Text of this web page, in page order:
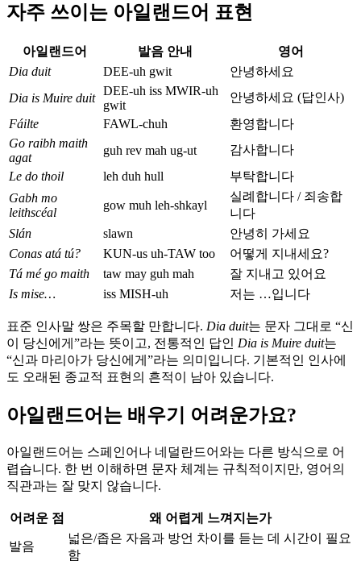
자주 쓰이는 아일랜드어 표현
아일랜드어 발음 안내
영어
Dia duit
DEE-uh gwit
안녕하세요
Dia is Muire duit
DEE-uh iss MWIR-uh
gwit
안녕하세요 (답인사)
Fáilte
FAWL-chuh
환영합니다
Go raibh maith
agat
guh rev mah ug-ut
감사합니다
Le do thoil
leh duh hull
부탁합니다
Gabh mo
leithscéal
gow muh leh-shkayl
실례합니다 / 죄송합
니다
Slán
slawn
안녕히 가세요
Conas atá tú?
KUN-us uh-TAW too
어떻게 지내세요?
Tá mé go maith
taw may guh mah
잘 지내고 있어요
Is mise…
iss MISH-uh 저는 …입니다
표준 인사말 쌍은 주목할 만합니다. Dia duit는 문자 그대로 “신
이 당신에게”라는 뜻이고, 전통적인 답인 Dia is Muire duit는
“신과 마리아가 당신에게”라는 의미입니다. 기본적인 인사에
도 오래된 종교적 표현의 흔적이 남아 있습니다.
아일랜드어는 배우기 어려운가요?
아일랜드어는 스페인어나 네덜란드어와는 다른 방식으로 어
렵습니다. 한 번 이해하면 문자 체계는 규칙적이지만, 영어의
직관과는 잘 맞지 않습니다.
어려운 점 왜 어렵게 느껴지는가
발음
넓은/좁은 자음과 방언 차이를 듣는 데 시간이 필요
함